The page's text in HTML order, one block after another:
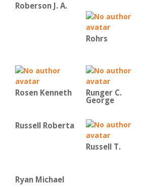
Roberson J. A.
Rohrs
Rosen Kenneth Runger C.
George
Russell Roberta
Russell T.
Ryan Michael